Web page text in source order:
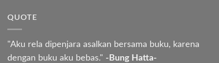
QUOTE
"Aku rela dipenjara asalkan bersama buku, karena
dengan buku aku bebas." -Bung Hatta-